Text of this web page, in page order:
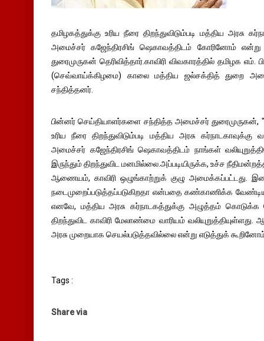
தமிழகத்துக்கு உரிய நீரை திறந்துவிடும்படி மத்திய அரசு
அமைச்சர் கஜேந்திரசிங் ஷெகாவத்திடம் கோரினோம்
துரைமுருகன் தெரிவித்தார்.காவிரி விவகாரத்தில் தமிழக
(செவ்வாய்க்கிழமை) காலை மத்திய ஜல்சக்தித் துறை
சந்தித்தனர்.
பின்னர் செய்தியாளர்களை சந்தித்த அமைச்சர் துரைமுருகன்,
உரிய நீரை திறந்துவிடும்படி மத்திய அரசு
அமைச்சர் கஜேந்திரசிங் ஷெகாவத்திடம் நாங்கள்
இருந்தும் திறந்துவிட மனமில்லை.அப்படியிருக்க, உச்ச
ஆணையம், காவிரி ஒழுங்காற்றுக் குழு அமைக்கப்பட்டது.
நடைமுறைப்படுத்தப்படுகிறதா என்பதை கண்காணிக்க வேண்டிய
எனவே, மத்திய அரசு கர்நாடகத்துக்கு அழுத்தம்
திறந்துவிட காவிரி மேலாண்மை வாரியம்
அரசு முறையாக செயல்படுத்தவில்லை என்று எடுத்துக்
Tags :
Share via